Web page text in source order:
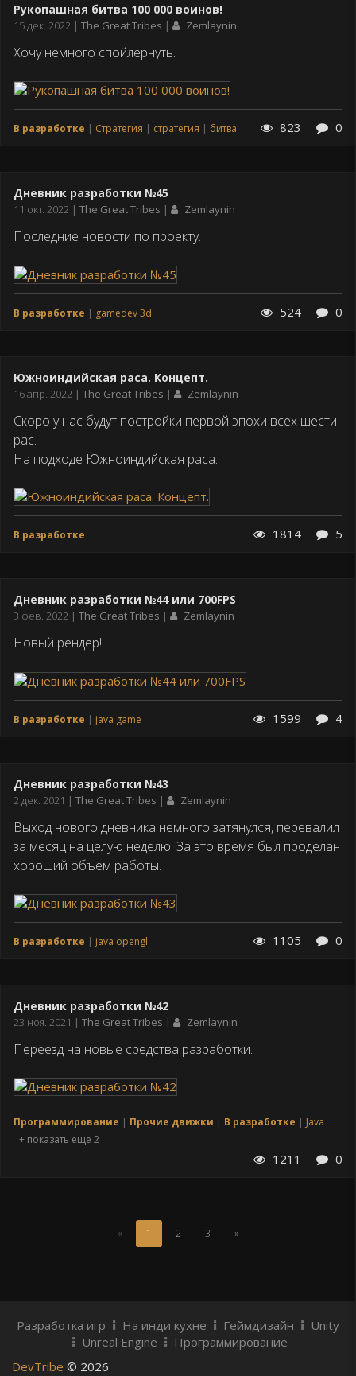
Рукопашная битва 100 000 воинов!
Дата
15 дек. 2022 The Great Tribes Zemlaynin
Хочу немного спойлернуть.
В разработке Стратегия стратегия битва 823 0
Дневник разработки №45
Дата
11 окт. 2022 The Great Tribes Zemlaynin
Последние новости по проекту.
В разработке gamedev 3d 524 0
Южноиндийская раса. Концепт.
Дата
16 апр. 2022 The Great Tribes Zemlaynin
Скоро у нас будут постройки первой эпохи всех шести
рас.
На подходе Южноиндийская раса.
В разработке 1814 5
Дневник разработки №44 или 700FPS
Дата
3 фев. 2022 The Great Tribes Zemlaynin
Новый рендер!
В разработке java game 1599 4
Дневник разработки №43
Дата
2 дек. 2021 The Great Tribes Zemlaynin
Выход нового дневника немного затянулся, перевалил
за месяц на целую неделю. За это время был проделан
хороший объем работы.
В разработке java opengl 1105 0
Дневник разработки №42
Дата
23 ноя. 2021 The Great Tribes Zemlaynin
Переезд на новые средства разработки.
Программирование Прочие движки В разработке
Java
+ показать еще 2
1211 0
« 1 (Текущая
страница)
2 3 »
Разработка игр На инди кухне Геймдизайн
Unity
Unreal Engine
Программирование
DevTribe © 2026